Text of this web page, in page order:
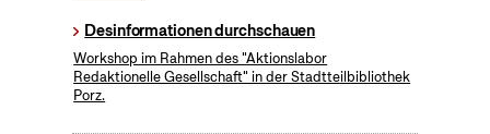
Desinformationen durchschauen
Workshop im Rahmen des "Aktionslabor
Redaktionelle Gesellschaft" in der Stadtteilbibliothek
Porz.